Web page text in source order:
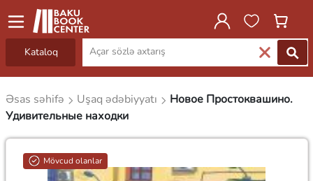
Kataloq
Əsas səhifə Uşaq ədəbiyyatı
Новое Простоквашино.
Удивительные находки
Mövcud olanlar